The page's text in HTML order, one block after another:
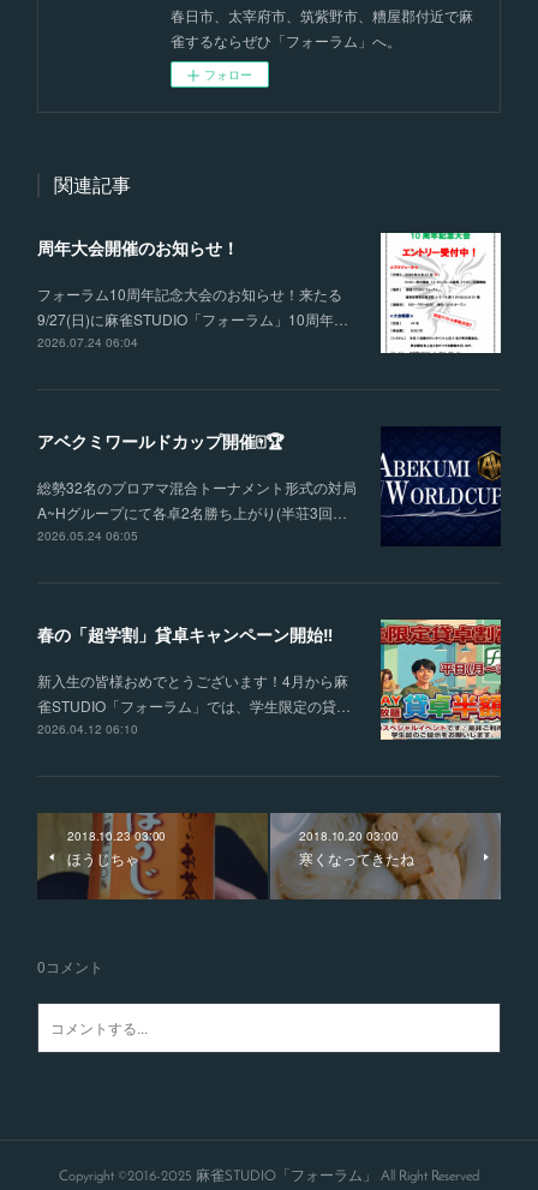
春日市、太宰府市、筑紫野市、糟屋郡付近で麻
雀するならぜひ「フォーラム」へ。
フォロー
関連記事
周年大会開催のお知らせ！
フォーラム10周年記念大会のお知らせ！来たる
9/27(日)に麻雀STUDIO「フォーラム」10周年…
2026.07.24 06:04
アベクミワールドカップ開催🀄🏆
総勢32名のプロアマ混合トーナメント形式の対局
A~Hグループにて各卓2名勝ち上がり(半荘3回…
2026.05.24 06:05
春の「超学割」貸卓キャンペーン開始‼
新入生の皆様おめでとうございます！4月から麻
雀STUDIO「フォーラム」では、学生限定の貸…
2026.04.12 06:10
2018.10.23 03:00
ほうじちゃ
2018.10.20 03:00
寒くなってきたね
0コメント
Copyright ©2016-2025 麻雀STUDIO「フォーラム」 All Right Reserved